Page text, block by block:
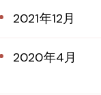
2021年12月
2020年4月